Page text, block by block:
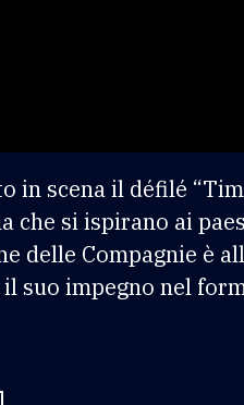
scena il défilé
si ispirano ai
delle Compagnie è
suo impegno nel